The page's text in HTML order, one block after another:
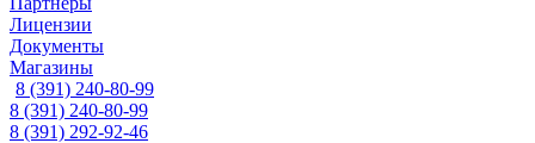
Лицензии
Документы
Магазины
8 (391) 240-80-99
8 (391) 240-80-99
8 (391) 292-92-46